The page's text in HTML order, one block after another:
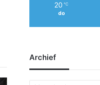
20 ℃
do
Archief